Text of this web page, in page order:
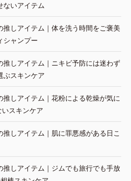
ないアイテム
推しアイテム｜体を洗う時間をご褒美
シャンプー
推しアイテム｜ニキビ予防には迷わず
ぶスキンケア
推しアイテム｜花粉による乾燥が気に
スキンケア
しアイテム｜肌に罪悪感がある日こ
推しアイテム｜ジムでも旅行でも手放